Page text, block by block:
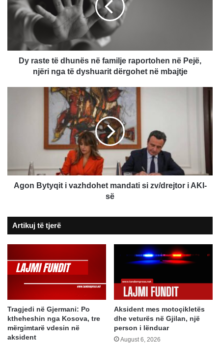
në
familje
raportohen
Pejë,
Dy raste të dhunës në familje raportohen në Pejë,
njëri nga të dyshuarit dërgohet në mbajtje
AKI-
Agon Bytyqit i vazhdohet mandati si zv/drejtor i AKI-
së
Artikuj të tjerë
Tragjedi në Gjermani: Po
ktheheshin nga Kosova, tre
mërgimtarë vdesin në
aksident
Aksident mes motoçikletës
dhe veturës në Gjilan, një
person i lënduar
August 6, 2026